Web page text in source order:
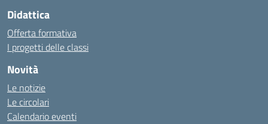
Didattica
Offerta formativa
I progetti delle classi
Novità
Le notizie
Le circolari
Calendario eventi